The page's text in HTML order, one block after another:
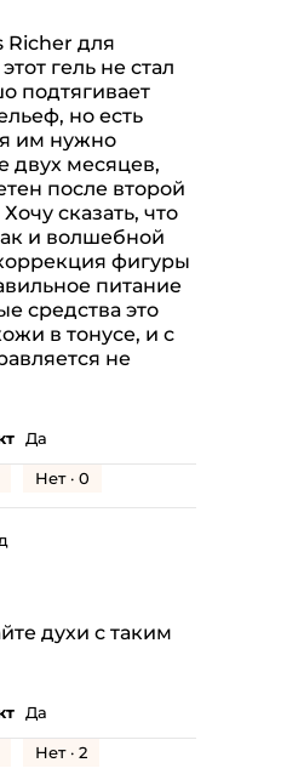
Richer для
гель не стал
подтягивает
но есть
им нужно
двух месяцев,
после второй
сказать, что
и волшебной
фигуры
питание
средства это
в тонусе, и с
не
Да
Нет · 0
духи с таким
Да
Нет · 2